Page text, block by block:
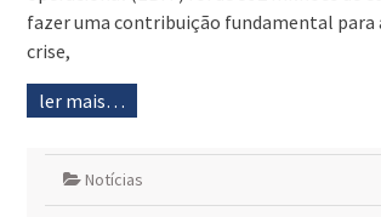
fazer uma contribuição fundamental para
crise,
ler mais…
Notícias